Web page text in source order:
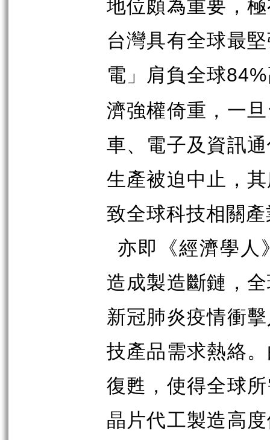
台灣具有全球最
電」肩負全球84%
濟強權倚重，一
車、電子及資訊
生產被迫中止，
致全球科技相關
亦即《經濟學人
造成製造斷鏈，
新冠肺炎疫情衝
技產品需求熱絡
復甦，使得全球
晶片代工製造高